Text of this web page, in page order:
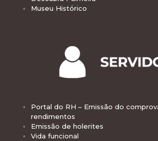
Museu Histórico
Portal do RH – Emissão do
rendimentos
Emissão de holerites
Vida funcional